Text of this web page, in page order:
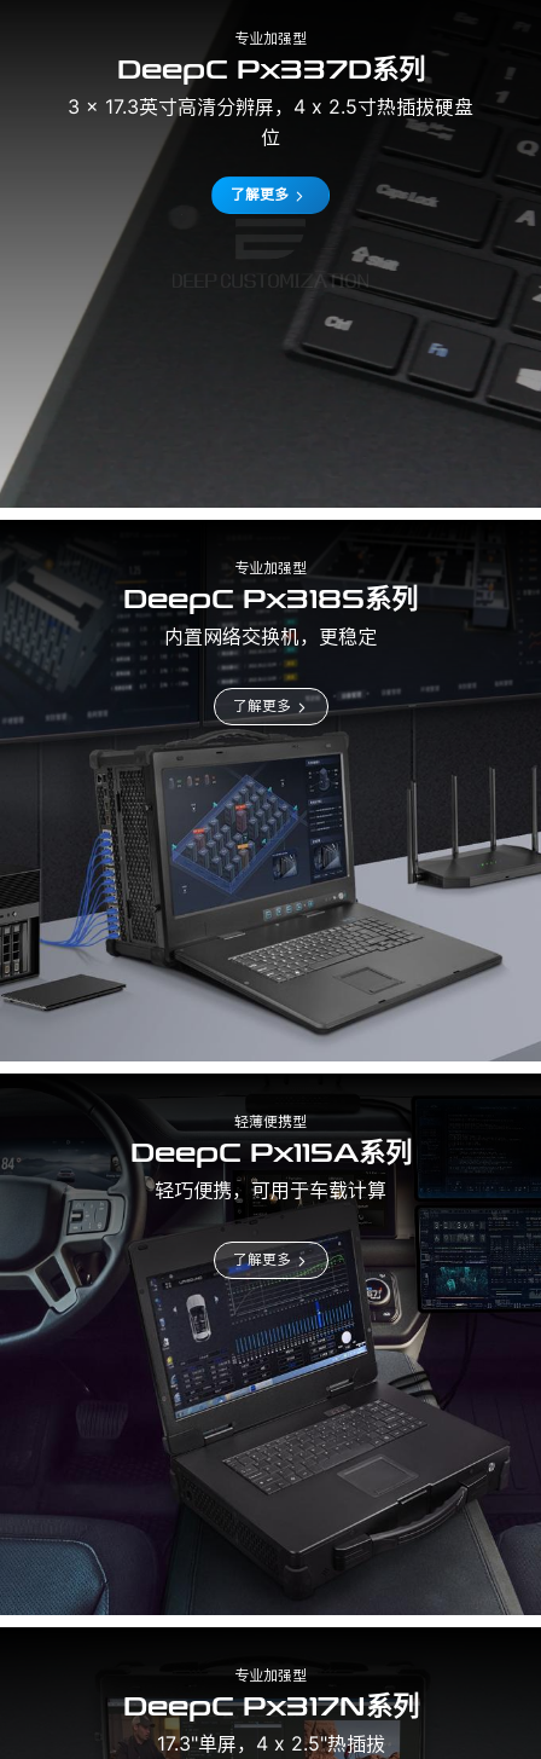
专业加强型
DeepC Px337D系列
3 x 17.3英寸高清分辨屏，4 x 2.5寸热插拔硬盘
位
了解更多
专业加强型
DeepC Px318S系列
内置网络交换机，更稳定
了解更多
轻薄便携型
DeepC Px115A系列
轻巧便携，可用于车载计算
了解更多
专业加强型
DeepC Px317N系列
17.3"单屏，4 x 2.5"热插拔